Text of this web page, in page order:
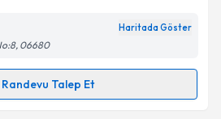
işlenmesine ilişkin
ve kişisel verilerimin belirtilen
kabul ediyorum.
Haritada Göster
06680
Randevu Talep Et
Talebi